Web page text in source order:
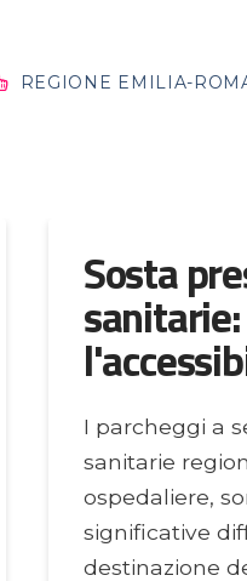
REGIONE EMILIA-
Sosta
I parcheggi a
sanitarie
ospedaliere,
significative
destinazione